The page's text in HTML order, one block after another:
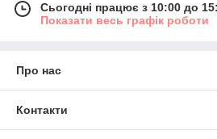
Сьогодні працює з 10:00 до
Показати весь графік роботи
Про нас
Контакти